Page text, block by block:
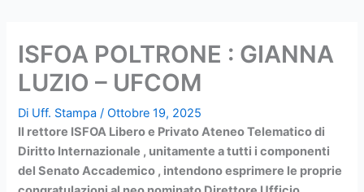
ISFOA POLTRONE : GIANNA
LUZIO – UFCOM
Di Uff. Stampa/Ottobre 19, 2025
Il rettore ISFOA Libero e Privato Ateneo Telematico di
Diritto Internazionale , unitamente a tutti i componenti
del Senato Accademico , intendono esprimere le proprie